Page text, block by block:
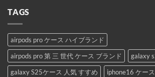
TAGS
airpods pro ケース ハイブランド
airpods pro 第 三 世代 ケース ブランド
galaxy
galaxy S25ケース 人気 すすめ
iphone16 ケー